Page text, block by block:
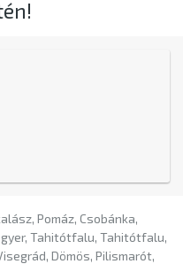
Pomáz, Csobánka,
Tahitótfalu, Tahitótfalu,
Dömös, Pilismarót,